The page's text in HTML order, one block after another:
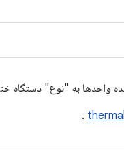
واحدها به "نوع" دستگاه
.